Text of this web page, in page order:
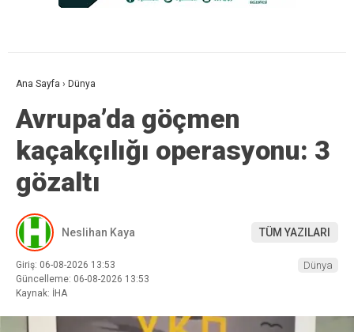
Ana Sayfa › Dünya
Avrupa’da göçmen
kaçakçılığı operasyonu: 3
gözaltı
Neslihan Kaya TÜM YAZILARI
Giriş: 06-08-2026 13:53
Güncelleme: 06-08-2026 13:53
Kaynak: İHA
Dünya